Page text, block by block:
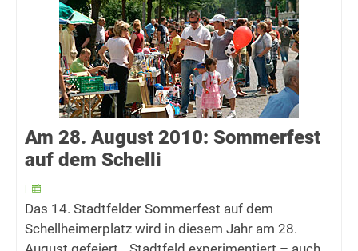
Am 28. August 2010: Sommerfest
auf dem Schelli
|
Das 14. Stadtfelder Sommerfest auf dem
Schellheimerplatz wird in diesem Jahr am 28.